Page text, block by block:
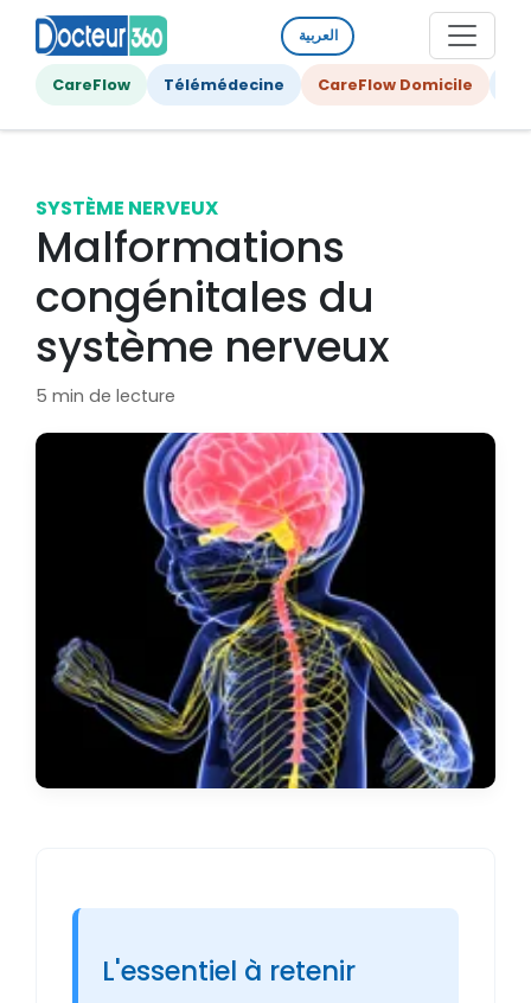
العربية
CareFlow Télémédecine CareFlow Domicile
SYSTÈME NERVEUX
Malformations
congénitales du
système nerveux
5 min de lecture
L'essentiel à retenir